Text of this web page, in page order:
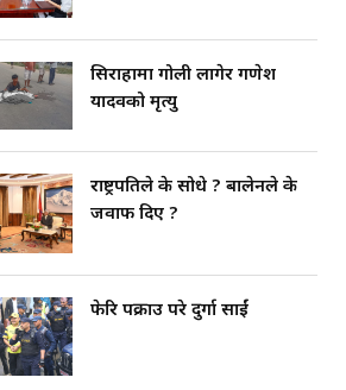
सिराहामा गोली लागेर गणेश
यादवको मृत्यु
राष्ट्रपतिले के सोधे ? बालेनले के
जवाफ दिए ?
फेरि पक्राउ परे दुर्गा प्रसाईं